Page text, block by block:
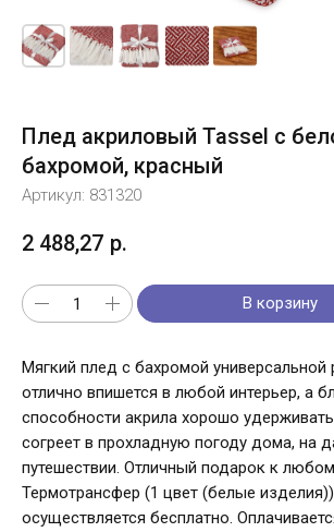
Плед акриловый Tassel с
бахромой, красный
Артикул: 831320
2 488,27 р.
В корзину
Мягкий плед с бахромой универсальной
отлично впишется в любой интерьер, а
способности акрила хорошо
согреет в прохладную погоду дома, на
путешествии. Отличный подарок к
Термотрансфер (1 цвет (белые
осуществляется бесплатно.